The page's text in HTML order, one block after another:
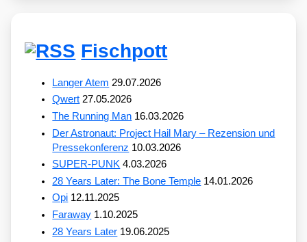
Fischpott
Langer Atem 29.07.2026
Qwert 27.05.2026
The Running Man 16.03.2026
Der Astronaut: Project Hail Mary – Rezension und
Pressekonferenz 10.03.2026
SUPER-PUNK 4.03.2026
28 Years Later: The Bone Temple 14.01.2026
Opi 12.11.2025
Faraway 1.10.2025
28 Years Later 19.06.2025